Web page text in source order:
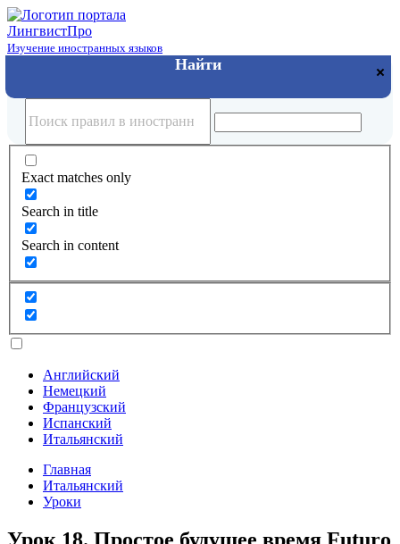
ЛингвистПро
Изучение иностранных языков
Exact matches only
Search in title
Search in content
Английский
Немецкий
Французский
Испанский
Итальянский
Главная
Итальянский
Уроки